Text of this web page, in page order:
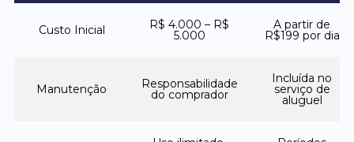
Custo Inicial R$ 4.000 – R$
5.000
A partir de
R$199 por dia
Manutenção Responsabilidade
do comprador
Incluída no
serviço de
aluguel